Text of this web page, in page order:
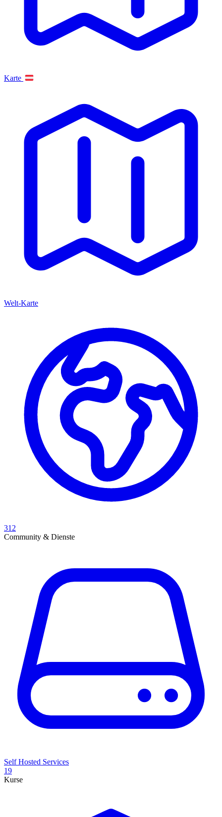
Karte
Welt-Karte
312
Community & Dienste
Self Hosted Services
19
Kurse